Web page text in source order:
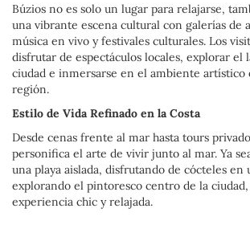
Búzios no es solo un lugar para relajarse,
una vibrante escena cultural con galerías de
música en vivo y festivales culturales. Los
disfrutar de espectáculos locales, explorar el
ciudad e inmersarse en el ambiente artístico
región.
Estilo de Vida Refinado en la Costa
Desde cenas frente al mar hasta tours
personifica el arte de vivir junto al mar. Ya
una playa aislada, disfrutando de cócteles en
explorando el pintoresco centro de la
experiencia chic y relajada.